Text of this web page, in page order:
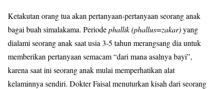
Ketakutan orang tua akan pertanyaan-pertanyaan seorang anak
bagai buah simalakama. Periodephallik (phallus=zakar)yang
dialami seorang anak saat usia 3-5 tahun merangsang dia untuk
memberikan pertanyaan semacam “dari mana asalnya bayi”,
karena saat ini seorang anak mulai memperhatikan alat
kelaminnya sendiri. Dokter Faisal menuturkan kisah dari seorang